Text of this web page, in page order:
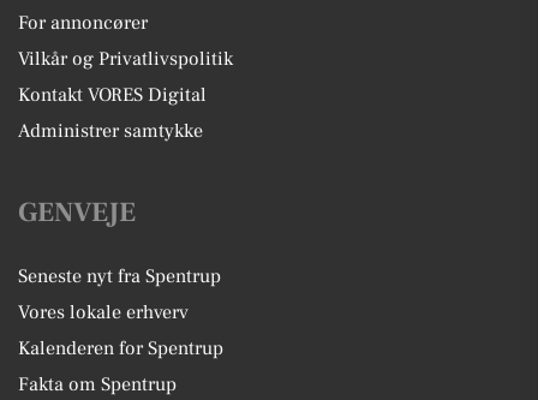
For annoncører
Vilkår og Privatlivspolitik
Kontakt VORES Digital
Administrer samtykke
GENVEJE
Seneste nyt fra Spentrup
Vores lokale erhverv
Kalenderen for Spentrup
Fakta om Spentrup